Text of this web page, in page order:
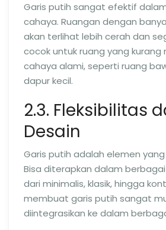
Garis putih sangat efektif
cahaya. Ruangan dengan
akan terlihat lebih cerah dan
cocok untuk ruang yang
cahaya alami, seperti ruang
dapur kecil.
2.3. Fleksibilitas
Desain
Garis putih adalah elemen
Bisa diterapkan dalam
dari minimalis, klasik, hingga
membuat garis putih sangat
diintegrasikan ke dalam